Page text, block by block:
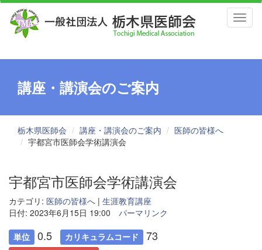
講座・講演会のご案内
栃木県医師会 講座・講演会のご案内
医師の皆様へ
宇都宮市医師会学術講演会
宇都宮市医師会学術講演会
カテゴリ: 医師の皆様へ | 生涯教育講座
日付: 2023年6月15日 19:00
パーマリンク
単位 0.5 カリキュラムコード 73